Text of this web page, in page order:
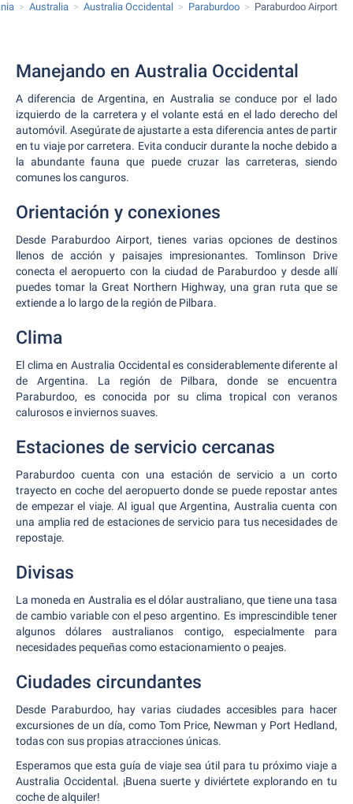
Australia Australia Occidental Paraburdoo Paraburdoo Airport
Manejando en Australia Occidental
A diferencia de Argentina, en Australia se conduce por el lado
izquierdo de la carretera y el volante está en el lado derecho del
automóvil. Asegúrate de ajustarte a esta diferencia antes de partir
en tu viaje por carretera. Evita conducir durante la noche debido a
la abundante fauna que puede cruzar las carreteras, siendo
comunes los canguros.
Orientación y conexiones
Desde Paraburdoo Airport, tienes varias opciones de destinos
llenos de acción y paisajes impresionantes. Tomlinson Drive
conecta el aeropuerto con la ciudad de Paraburdoo y desde allí
puedes tomar la Great Northern Highway, una gran ruta que se
extiende a lo largo de la región de Pilbara.
Clima
El clima en Australia Occidental es considerablemente diferente al
de Argentina. La región de Pilbara, donde se encuentra
Paraburdoo, es conocida por su clima tropical con veranos
calurosos e inviernos suaves.
Estaciones de servicio cercanas
Paraburdoo cuenta con una estación de servicio a un corto
trayecto en coche del aeropuerto donde se puede repostar antes
de empezar el viaje. Al igual que Argentina, Australia cuenta con
una amplia red de estaciones de servicio para tus necesidades de
repostaje.
Divisas
La moneda en Australia es el dólar australiano, que tiene una tasa
de cambio variable con el peso argentino. Es imprescindible tener
algunos dólares australianos contigo, especialmente para
necesidades pequeñas como estacionamiento o peajes.
Ciudades circundantes
Desde Paraburdoo, hay varias ciudades accesibles para hacer
excursiones de un día, como Tom Price, Newman y Port Hedland,
todas con sus propias atracciones únicas.
Esperamos que esta guía de viaje sea útil para tu próximo viaje a
Australia Occidental. ¡Buena suerte y diviértete explorando en tu
coche de alquiler!